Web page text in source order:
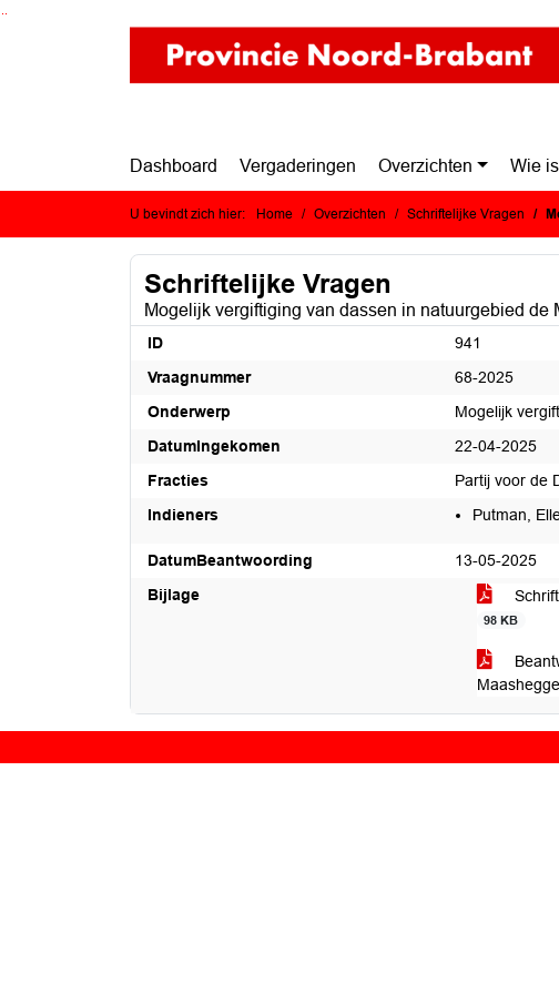
Ga naar de inhoud van deze pagina
Ga naar het zoeken
Ga naar het menu
Dashboard Vergaderingen Overzichten Wie
U bevindt zich hier: Home Overzichten Schriftelijke Vragen
Schriftelijke Vragen
Mogelijk vergiftiging van dassen in natuurgebied de
ID
941
Vraagnummer
68-2025
Onderwerp
Mogelijk
DatumIngekomen
22-04-2025
Fracties
Partij voor de
Indieners
Putman,
DatumBeantwoording
13-05-2025
Bijlage
98 KB